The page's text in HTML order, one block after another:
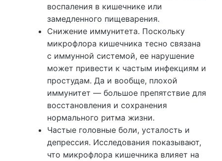
воспаления в кишечнике или
замедленного пищеварения.
Снижение иммунитета. Поскольку
микрофлора кишечника тесно связана
с иммунной системой, ее нарушение
может привести к частым инфекциям и
простудам. Да и вообще, плохой
иммунитет — большое препятствие для
восстановления и сохранения
нормального ритма жизни.
Частые головные боли, усталость и
депрессия. Исследования показывают,
что микрофлора кишечника влияет на